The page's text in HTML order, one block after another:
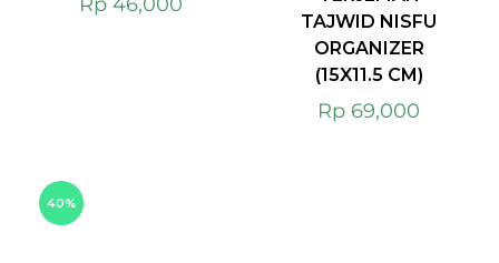
TAJWID NISFU
ORGANIZER
(15X11.5 CM)
Rp 69,000
40%